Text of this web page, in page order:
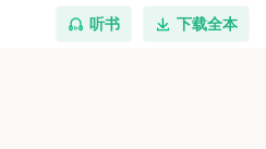
听书 下载全本